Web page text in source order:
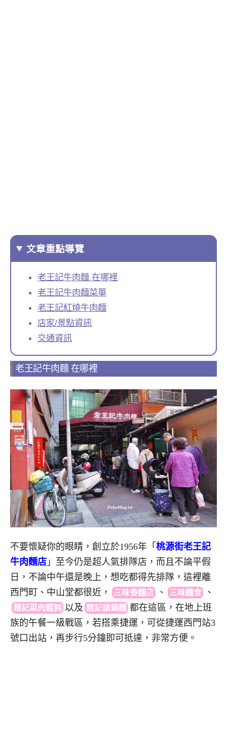
文章重點導覽
老王記牛肉麵 在哪裡
老王記牛肉麵菜單
老王記紅燒牛肉麵
店家/景點資訊
交通資訊
老王記牛肉麵 在哪裡
不要懷疑你的眼睛，創立於1956年「 桃源街老王記
牛肉麵店 」至今仍是超人氣排隊店，而且不論平假
日，不論中午還是晚上，想吃都得先排隊，這裡離
西門町、中山堂都很近 ， 三味香麵店 、 三味麵食 、
趙記菜肉餛飩 以及 龍記搶鍋麵 都在這區，在地上班
族的午餐一級戰區，若搭乘捷運，可從捷運西門站3
號口出站，再步行5分鐘即可抵達，非常方便。